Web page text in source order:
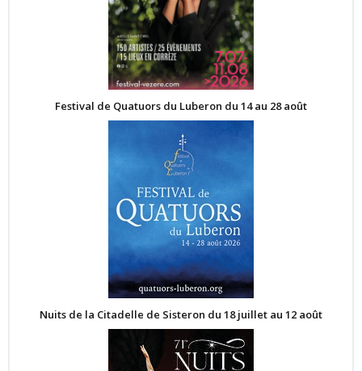
Festival de Quatuors du Luberon du 14 au 28 août
Nuits de la Citadelle de Sisteron du 18 juillet au 12 août